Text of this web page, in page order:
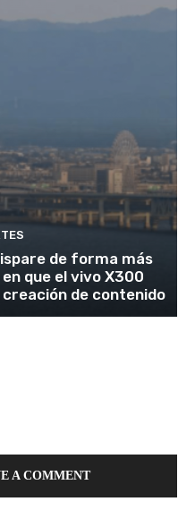
de forma más
que el vivo X300
de contenido
A COMMENT